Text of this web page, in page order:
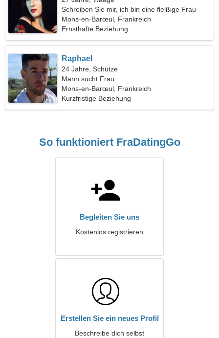
Schreiben Sie mir, ich bin eine fleißige Frau
Mons-en-Barœul, Frankreich
Ernsthafte Beziehung
Raphael
24 Jahre, Schütze
Mann sucht Frau
Mons-en-Barœul, Frankreich
Kurzfristige Beziehung
So funktioniert FraDatingGo
Begleiten Sie uns
Kostenlos registrieren
Erstellen Sie ein neues Profil
Beschreibe dich selbst